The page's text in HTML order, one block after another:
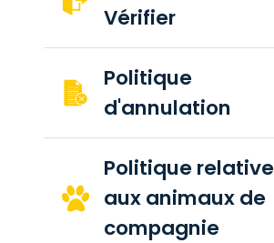
Vérifier
Politique
d'annulation
Politique relative
aux animaux de
compagnie